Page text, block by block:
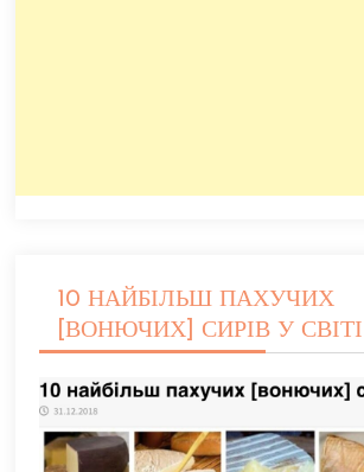
10 НАЙБІЛЬШ ПАХУЧИХ
[ВОНЮЧИХ] СИРІВ У СВІТІ